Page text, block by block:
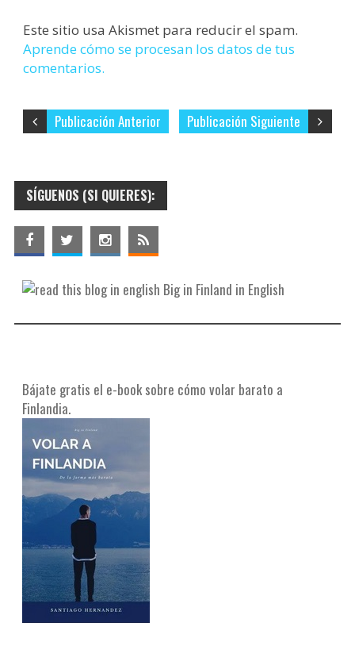
Este sitio usa Akismet para reducir el spam.
Aprende cómo se procesan los datos de tus
comentarios.
Publicación Siguiente
Publicación Anterior
SÍGUENOS (SI QUIERES):
Big in Finland in English
Bájate gratis el e-book sobre cómo volar barato a
Finlandia.